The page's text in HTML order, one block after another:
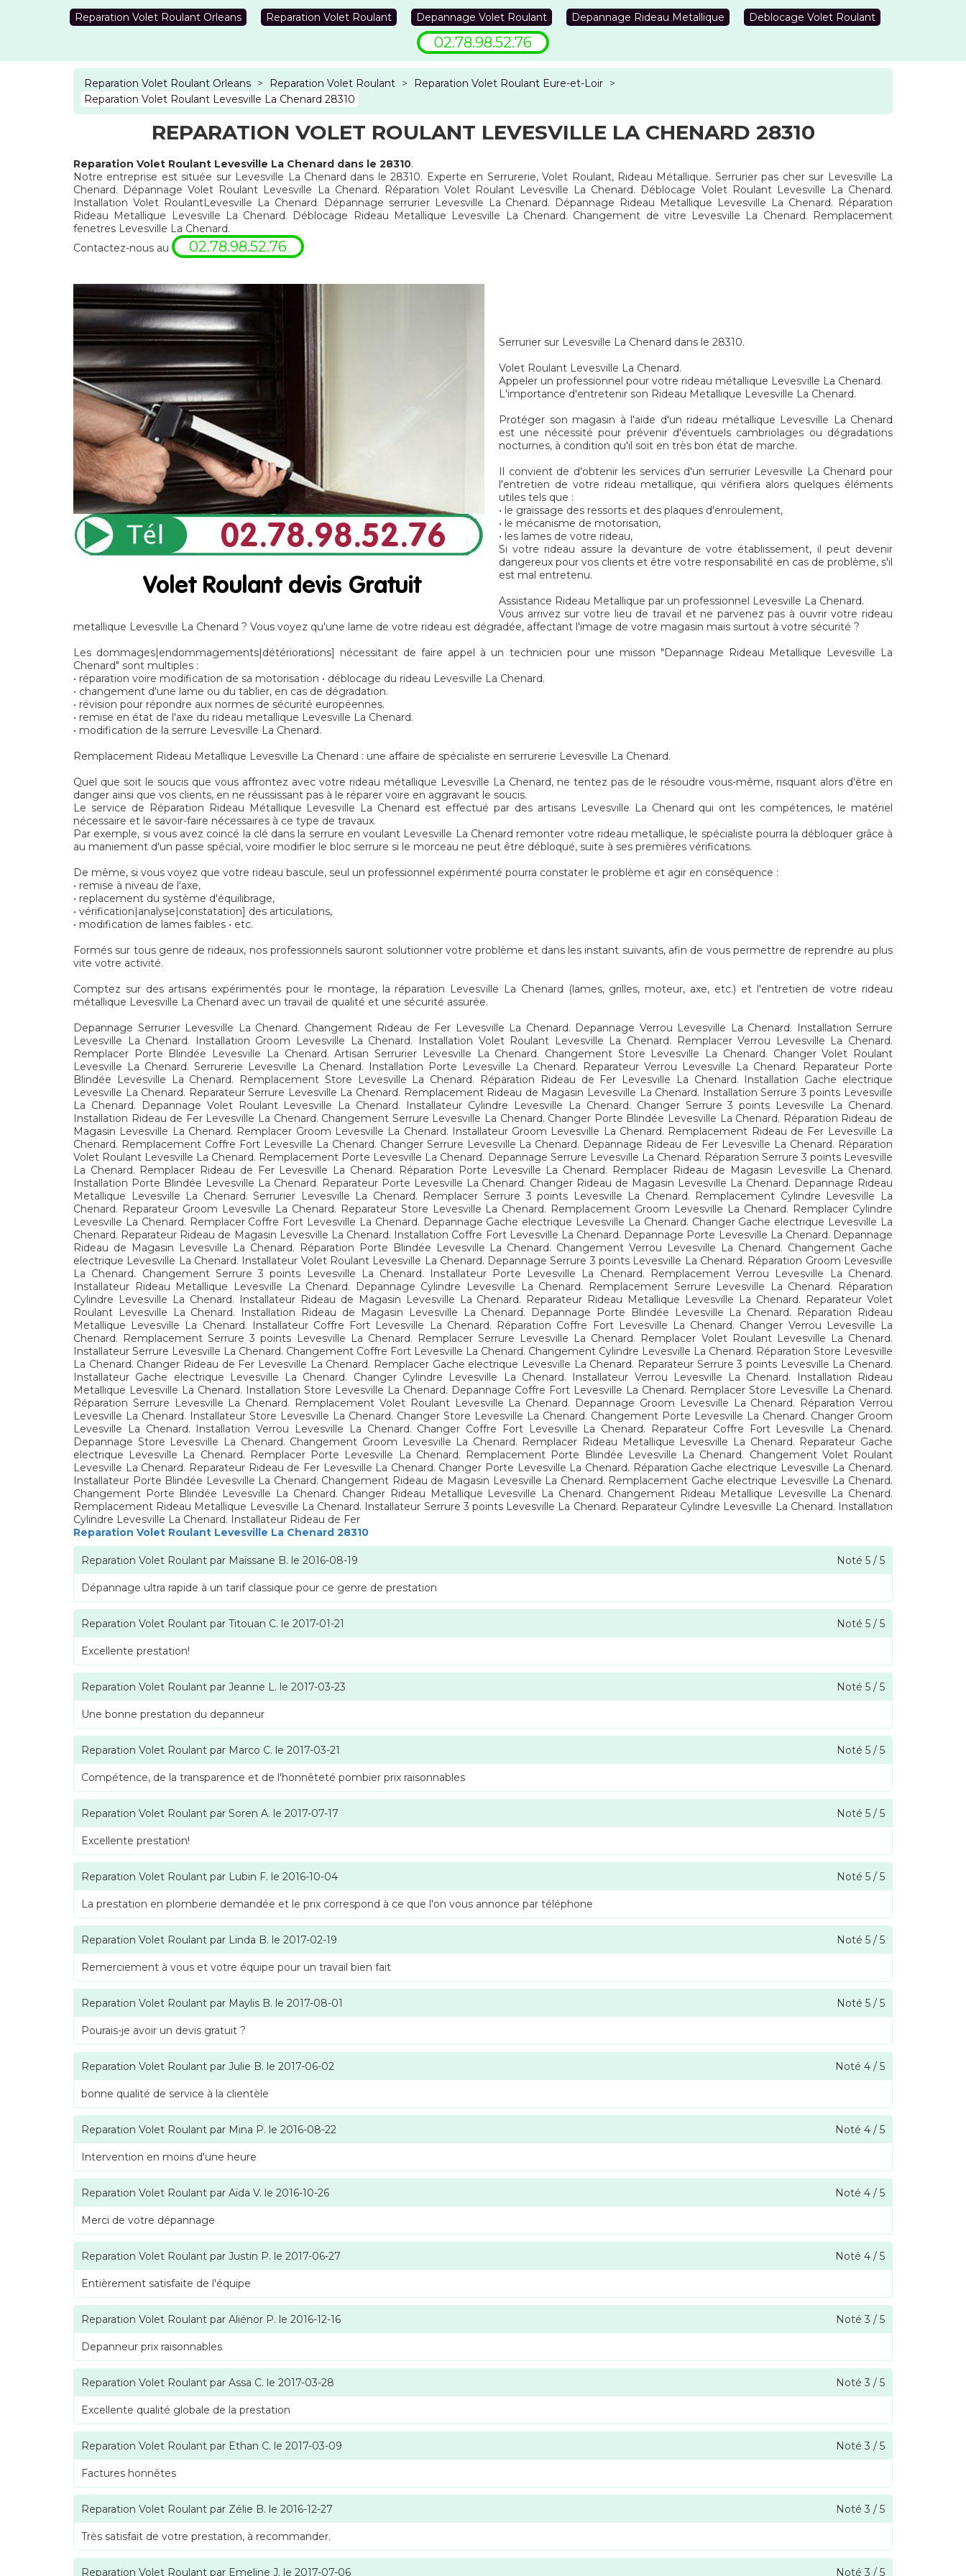
Reparation Volet Roulant Orleans Reparation Volet Roulant Depannage Volet Roulant Depannage Rideau Metallique Deblocage Volet Roulant
02.78.98.52.76
Reparation Volet Roulant Orleans > Reparation Volet Roulant > Reparation Volet Roulant Eure-et-Loir >
Reparation Volet Roulant Levesville La Chenard 28310
REPARATION VOLET ROULANT LEVESVILLE LA CHENARD 28310
Reparation Volet Roulant Levesville La Chenard dans le 28310.
Notre entreprise est située sur Levesville La Chenard dans le 28310. Experte en Serrurerie, Volet Roulant, Rideau Métallique. Serrurier pas cher sur Levesville La
Chenard. Dépannage Volet Roulant Levesville La Chenard. Réparation Volet Roulant Levesville La Chenard. Déblocage Volet Roulant Levesville La Chenard.
Installation Volet RoulantLevesville La Chenard. Dépannage serrurier Levesville La Chenard. Dépannage Rideau Metallique Levesville La Chenard. Réparation
Rideau Metallique Levesville La Chenard. Déblocage Rideau Metallique Levesville La Chenard. Changement de vitre Levesville La Chenard. Remplacement
fenetres Levesville La Chenard.
Contactez-nous au
02.78.98.52.76
Serrurier sur Levesville La Chenard dans le 28310.
Volet Roulant Levesville La Chenard.
Appeler un professionnel pour votre rideau métallique Levesville La Chenard.
L'importance d'entretenir son Rideau Metallique Levesville La Chenard.
Protéger son magasin à l'aide d'un rideau métallique Levesville La Chenard
est une nécessité pour prévenir d'éventuels cambriolages ou dégradations
nocturnes, à condition qu'il soit en très bon état de marche.
Il convient de d'obtenir les services d'un serrurier Levesville La Chenard pour
l'entretien de votre rideau metallique, qui vérifiera alors quelques éléments
utiles tels que :
• le graissage des ressorts et des plaques d'enroulement,
• le mécanisme de motorisation,
• les lames de votre rideau,
Si votre rideau assure la devanture de votre établissement, il peut devenir
dangereux pour vos clients et être votre responsabilité en cas de problème, s'il
est mal entretenu.
Assistance Rideau Metallique par un professionnel Levesville La Chenard.
Vous arrivez sur votre lieu de travail et ne parvenez pas à ouvrir votre rideau
metallique Levesville La Chenard ? Vous voyez qu'une lame de votre rideau est dégradée, affectant l'image de votre magasin mais surtout à votre sécurité ?
Les dommages|endommagements|détériorations] nécessitant de faire appel à un technicien pour une misson "Depannage Rideau Metallique Levesville La
Chenard" sont multiples :
• réparation voire modification de sa motorisation • déblocage du rideau Levesville La Chenard.
• changement d'une lame ou du tablier, en cas de dégradation.
• révision pour répondre aux normes de sécurité européennes.
• remise en état de l'axe du rideau metallique Levesville La Chenard.
• modification de la serrure Levesville La Chenard.
Remplacement Rideau Metallique Levesville La Chenard : une affaire de spécialiste en serrurerie Levesville La Chenard.
Quel que soit le soucis que vous affrontez avec votre rideau métallique Levesville La Chenard, ne tentez pas de le résoudre vous-même, risquant alors d'être en
danger ainsi que vos clients, en ne réussissant pas à le réparer voire en aggravant le soucis.
Le service de Réparation Rideau Métallique Levesville La Chenard est effectué par des artisans Levesville La Chenard qui ont les compétences, le matériel
nécessaire et le savoir-faire nécessaires à ce type de travaux.
Par exemple, si vous avez coincé la clé dans la serrure en voulant Levesville La Chenard remonter votre rideau metallique, le spécialiste pourra la débloquer grâce à
au maniement d'un passe spécial, voire modifier le bloc serrure si le morceau ne peut être débloqué, suite à ses premières vérifications.
De même, si vous voyez que votre rideau bascule, seul un professionnel expérimenté pourra constater le problème et agir en conséquence :
• remise à niveau de l'axe,
• replacement du système d'équilibrage,
• vérification|analyse|constatation] des articulations,
• modification de lames faibles • etc.
Formés sur tous genre de rideaux, nos professionnels sauront solutionner votre problème et dans les instant suivants, afin de vous permettre de reprendre au plus
vite votre activité.
Comptez sur des artisans expérimentés pour le montage, la réparation Levesville La Chenard (lames, grilles, moteur, axe, etc.) et l'entretien de votre rideau
métallique Levesville La Chenard avec un travail de qualité et une sécurité assurée.
Depannage Serrurier Levesville La Chenard. Changement Rideau de Fer Levesville La Chenard. Depannage Verrou Levesville La Chenard. Installation Serrure
Levesville La Chenard. Installation Groom Levesville La Chenard. Installation Volet Roulant Levesville La Chenard. Remplacer Verrou Levesville La Chenard.
Remplacer Porte Blindée Levesville La Chenard. Artisan Serrurier Levesville La Chenard. Changement Store Levesville La Chenard. Changer Volet Roulant
Levesville La Chenard. Serrurerie Levesville La Chenard. Installation Porte Levesville La Chenard. Reparateur Verrou Levesville La Chenard. Reparateur Porte
Blindée Levesville La Chenard. Remplacement Store Levesville La Chenard. Réparation Rideau de Fer Levesville La Chenard. Installation Gache electrique
Levesville La Chenard. Reparateur Serrure Levesville La Chenard. Remplacement Rideau de Magasin Levesville La Chenard. Installation Serrure 3 points Levesville
La Chenard. Depannage Volet Roulant Levesville La Chenard. Installateur Cylindre Levesville La Chenard. Changer Serrure 3 points Levesville La Chenard.
Installation Rideau de Fer Levesville La Chenard. Changement Serrure Levesville La Chenard. Changer Porte Blindée Levesville La Chenard. Réparation Rideau de
Magasin Levesville La Chenard. Remplacer Groom Levesville La Chenard. Installateur Groom Levesville La Chenard. Remplacement Rideau de Fer Levesville La
Chenard. Remplacement Coffre Fort Levesville La Chenard. Changer Serrure Levesville La Chenard. Depannage Rideau de Fer Levesville La Chenard. Réparation
Volet Roulant Levesville La Chenard. Remplacement Porte Levesville La Chenard. Depannage Serrure Levesville La Chenard. Réparation Serrure 3 points Levesville
La Chenard. Remplacer Rideau de Fer Levesville La Chenard. Réparation Porte Levesville La Chenard. Remplacer Rideau de Magasin Levesville La Chenard.
Installation Porte Blindée Levesville La Chenard. Reparateur Porte Levesville La Chenard. Changer Rideau de Magasin Levesville La Chenard. Depannage Rideau
Metallique Levesville La Chenard. Serrurier Levesville La Chenard. Remplacer Serrure 3 points Levesville La Chenard. Remplacement Cylindre Levesville La
Chenard. Reparateur Groom Levesville La Chenard. Reparateur Store Levesville La Chenard. Remplacement Groom Levesville La Chenard. Remplacer Cylindre
Levesville La Chenard. Remplacer Coffre Fort Levesville La Chenard. Depannage Gache electrique Levesville La Chenard. Changer Gache electrique Levesville La
Chenard. Reparateur Rideau de Magasin Levesville La Chenard. Installation Coffre Fort Levesville La Chenard. Depannage Porte Levesville La Chenard. Depannage
Rideau de Magasin Levesville La Chenard. Réparation Porte Blindée Levesville La Chenard. Changement Verrou Levesville La Chenard. Changement Gache
electrique Levesville La Chenard. Installateur Volet Roulant Levesville La Chenard. Depannage Serrure 3 points Levesville La Chenard. Réparation Groom Levesville
La Chenard. Changement Serrure 3 points Levesville La Chenard. Installateur Porte Levesville La Chenard. Remplacement Verrou Levesville La Chenard.
Installateur Rideau Metallique Levesville La Chenard. Depannage Cylindre Levesville La Chenard. Remplacement Serrure Levesville La Chenard. Réparation
Cylindre Levesville La Chenard. Installateur Rideau de Magasin Levesville La Chenard. Reparateur Rideau Metallique Levesville La Chenard. Reparateur Volet
Roulant Levesville La Chenard. Installation Rideau de Magasin Levesville La Chenard. Depannage Porte Blindée Levesville La Chenard. Réparation Rideau
Metallique Levesville La Chenard. Installateur Coffre Fort Levesville La Chenard. Réparation Coffre Fort Levesville La Chenard. Changer Verrou Levesville La
Chenard. Remplacement Serrure 3 points Levesville La Chenard. Remplacer Serrure Levesville La Chenard. Remplacer Volet Roulant Levesville La Chenard.
Installateur Serrure Levesville La Chenard. Changement Coffre Fort Levesville La Chenard. Changement Cylindre Levesville La Chenard. Réparation Store Levesville
La Chenard. Changer Rideau de Fer Levesville La Chenard. Remplacer Gache electrique Levesville La Chenard. Reparateur Serrure 3 points Levesville La Chenard.
Installateur Gache electrique Levesville La Chenard. Changer Cylindre Levesville La Chenard. Installateur Verrou Levesville La Chenard. Installation Rideau
Metallique Levesville La Chenard. Installation Store Levesville La Chenard. Depannage Coffre Fort Levesville La Chenard. Remplacer Store Levesville La Chenard.
Réparation Serrure Levesville La Chenard. Remplacement Volet Roulant Levesville La Chenard. Depannage Groom Levesville La Chenard. Réparation Verrou
Levesville La Chenard. Installateur Store Levesville La Chenard. Changer Store Levesville La Chenard. Changement Porte Levesville La Chenard. Changer Groom
Levesville La Chenard. Installation Verrou Levesville La Chenard. Changer Coffre Fort Levesville La Chenard. Reparateur Coffre Fort Levesville La Chenard.
Depannage Store Levesville La Chenard. Changement Groom Levesville La Chenard. Remplacer Rideau Metallique Levesville La Chenard. Reparateur Gache
electrique Levesville La Chenard. Remplacer Porte Levesville La Chenard. Remplacement Porte Blindée Levesville La Chenard. Changement Volet Roulant
Levesville La Chenard. Reparateur Rideau de Fer Levesville La Chenard. Changer Porte Levesville La Chenard. Réparation Gache electrique Levesville La Chenard.
Installateur Porte Blindée Levesville La Chenard. Changement Rideau de Magasin Levesville La Chenard. Remplacement Gache electrique Levesville La Chenard.
Changement Porte Blindée Levesville La Chenard. Changer Rideau Metallique Levesville La Chenard. Changement Rideau Metallique Levesville La Chenard.
Remplacement Rideau Metallique Levesville La Chenard. Installateur Serrure 3 points Levesville La Chenard. Reparateur Cylindre Levesville La Chenard. Installation
Cylindre Levesville La Chenard. Installateur Rideau de Fer
Reparation Volet Roulant Levesville La Chenard 28310
Reparation Volet Roulant par Maïssane B. le 2016-08-19 Noté 5 / 5
Dépannage ultra rapide à un tarif classique pour ce genre de prestation
Reparation Volet Roulant par Titouan C. le 2017-01-21 Noté 5 / 5
Excellente prestation!
Reparation Volet Roulant par Jeanne L. le 2017-03-23 Noté 5 / 5
Une bonne prestation du depanneur
Reparation Volet Roulant par Marco C. le 2017-03-21 Noté 5 / 5
Compétence, de la transparence et de l'honnêteté pombier prix raisonnables
Reparation Volet Roulant par Soren A. le 2017-07-17 Noté 5 / 5
Excellente prestation!
Reparation Volet Roulant par Lubin F. le 2016-10-04 Noté 5 / 5
La prestation en plomberie demandée et le prix correspond à ce que l'on vous annonce par téléphone
Reparation Volet Roulant par Linda B. le 2017-02-19 Noté 5 / 5
Remerciement à vous et votre équipe pour un travail bien fait
Reparation Volet Roulant par Maylis B. le 2017-08-01 Noté 5 / 5
Pourais-je avoir un devis gratuit ?
Reparation Volet Roulant par Julie B. le 2017-06-02 Noté 4 / 5
bonne qualité de service à la clientèle
Reparation Volet Roulant par Mina P. le 2016-08-22 Noté 4 / 5
Intervention en moins d'une heure
Reparation Volet Roulant par Aïda V. le 2016-10-26 Noté 4 / 5
Merci de votre dépannage
Reparation Volet Roulant par Justin P. le 2017-06-27 Noté 4 / 5
Entièrement satisfaite de l'équipe
Reparation Volet Roulant par Aliénor P. le 2016-12-16 Noté 3 / 5
Depanneur prix raisonnables
Reparation Volet Roulant par Assa C. le 2017-03-28 Noté 3 / 5
Excellente qualité globale de la prestation
Reparation Volet Roulant par Ethan C. le 2017-03-09 Noté 3 / 5
Factures honnêtes
Reparation Volet Roulant par Zélie B. le 2016-12-27 Noté 3 / 5
Très satisfait de votre prestation, à recommander.
Reparation Volet Roulant par Emeline J. le 2017-07-06 Noté 3 / 5